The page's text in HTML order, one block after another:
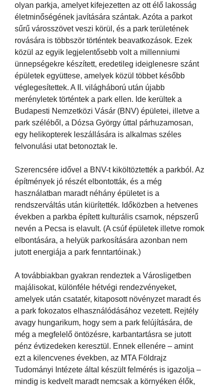
olyan parkja, amelyet kifejezetten az ott élő lakosság
életminőségének javítására szántak. Azóta a parkot
sűrű városszövet veszi körül, és a park területének
rovására is többször történtek beavatkozások. Ezek
közül az egyik legjelentősebb volt a millenniumi
ünnepségekre készített, eredetileg ideiglenesre szánt
épületek együttese, amelyek közül többet később
véglegesítettek. A II. világháború után újabb
merényletek történtek a park ellen. Ide kerültek a
Budapesti Nemzetközi Vásár (BNV) épületei, illetve a
park széléből, a Dózsa György úttal párhuzamosan,
egy helikopterek leszállására is alkalmas széles
felvonulási utat betonoztak le.
Szerencsére idővel a BNV-t kiköltöztették a parkból. Az
építmények jó részét elbontották, és a még
használatban maradt néhány épületet is a
rendszerváltás után kiürítették. Időközben a hetvenes
években a parkba épített kulturális csarnok, népszerű
nevén a Pecsa is elavult. (A csúf épületek illetve romok
elbontására, a helyük parkosítására azonban nem
jutott energiája a park fenntartóinak.)
A továbbiakban gyakran rendeztek a Városligetben
majálisokat, különféle hétvégi rendezvényeket,
amelyek után csatatér, kitaposott növényzet maradt és
a park fokozatos elhasználódásához vezetett. Rejtély
avagy hungarikum, hogy sem a park felújítására, de
még a megfelelő öntözésre, karbantartásra se jutott
pénz évtizedeken keresztül. Ennek ellenére – amint
ezt a kilencvenes években, az MTA Földrajz
Tudományi Intézete által készült felmérés is igazolja –
mindig is kedvelt maradt nemcsak a környéken élők,